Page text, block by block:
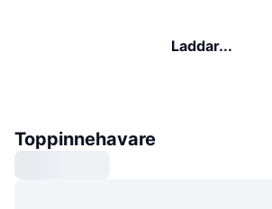
Laddar...
Toppinnehavare